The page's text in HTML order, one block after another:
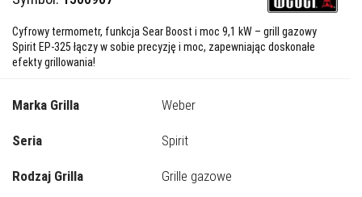
Cyfrowy termometr, funkcja Sear Boost i moc 9,1 kW – grill gazowy
Spirit EP-325 łączy w sobie precyzję i moc, zapewniając doskonałe
efekty grillowania!
Marka Grilla Weber
Seria Spirit
Rodzaj Grilla Grille gazowe